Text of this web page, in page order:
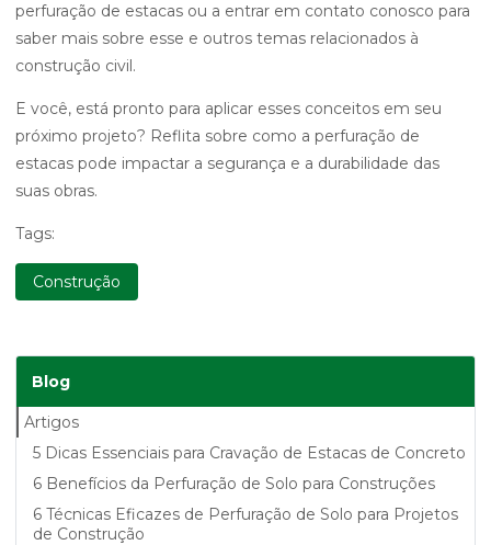
perfuração de estacas ou a entrar em contato conosco para
saber mais sobre esse e outros temas relacionados à
construção civil.
E você, está pronto para aplicar esses conceitos em seu
próximo projeto? Reflita sobre como a perfuração de
estacas pode impactar a segurança e a durabilidade das
suas obras.
Tags:
Construção
Blog
Artigos
5 Dicas Essenciais para Cravação de Estacas de Concreto
6 Benefícios da Perfuração de Solo para Construções
6 Técnicas Eficazes de Perfuração de Solo para Projetos
de Construção